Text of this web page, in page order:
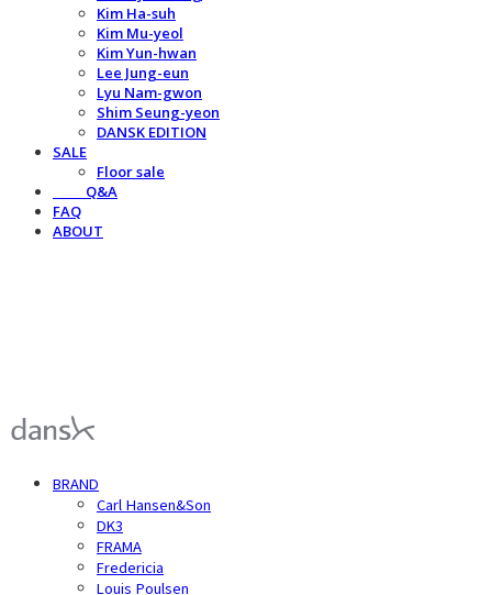
Kim Ha-suh
Kim Mu-yeol
Kim Yun-hwan
Lee Jung-eun
Lyu Nam-gwon
Shim Seung-yeon
DANSK EDITION
SALE
Floor sale
⠀⠀⠀Q&A
FAQ
ABOUT
BRAND
Carl Hansen&Son
DK3
FRAMA
Fredericia
Louis Poulsen